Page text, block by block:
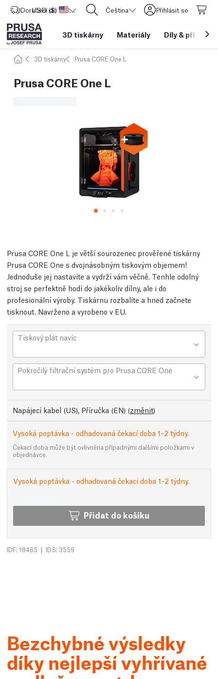
Doručení do Spojené státy americké
USD ($) CORE One L: Nyní skladem! Čeština Přihlásit se
3D tiskárny Materiály Díly &
3D tiskárny Prusa CORE One L
Prusa CORE One L
Prusa CORE One L je větší sourozenec prověřené tiskárny
Prusa CORE One s dvojnásobným tiskovým objemem!
Jednoduše jej nastavíte a vydrží vám věčně. Tenhle odolný
stroj se perfektně hodí do jakékoliv dílny, ale i do
profesionální výroby. Tiskárnu rozbalíte a hned začnete
tisknout. Navrženo a vyrobeno v EU.
Tiskový plát navíc
Pokročilý filtrační systém pro Prusa CORE One
Napájecí kabel (US), Příručka (EN) (změnit)
Vysoká poptávka - odhadovaná čekací doba 1–2 týdny.
Čekací doba může být ovlivněna případnými dalšími položkami v
objednávce.
Vysoká poptávka - odhadovaná čekací doba 1–2 týdny.
Přidat do košíku
IDF: 18465 | IDS: 3559
Bezchybné výsledky
díky nejlepší vyhřívané